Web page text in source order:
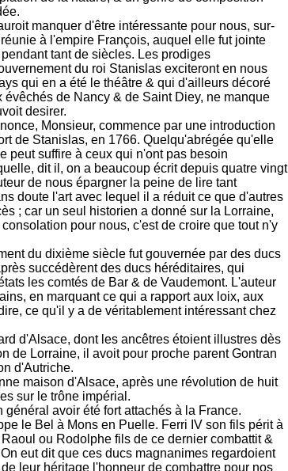
manquer d'être intéressante pour nous, sur-
à l'empire François, auquel elle fut jointe
tant de siècles. Les prodiges
du roi Stanislas exciteront en nous
qui en a été le théâtre & qui d'ailleurs décoré
de Nancy & de Saint Diey, ne manque
desirer.
Monsieur, commence par une introduction
de Stanislas, en 1766. Quelqu'abrégée qu'elle
peut suffire à ceux qui n'ont pas besoin
dit il, on a beaucoup écrit depuis quatre vingt
de nous épargner la peine de lire tant
doute l'art avec lequel il a réduit ce que d'autres
; car un seul historien a donné sur la Lorraine,
pour nous, c'est de croire que tout n'y
du dixième siècle fut gouvernée par des ducs
succédèrent des ducs héréditaires, qui
les comtés de Bar & de Vaudemont. L'auteur
en marquant ce qui a rapport aux loix, aux
ce qu'il y a de véritablement intéressant chez
d'Alsace, dont les ancêtres étoient illustres dès
de Lorraine, il avoit pour proche parent Gontran
d'Autriche.
maison d'Alsace, après une révolution de huit
sur le trône impérial.
avoir été fort attachés à la France.
le Bel à Mons en Puelle. Ferri IV son fils périt à
ou Rodolphe fils de ce dernier combattit &
eut dit que ces ducs magnanimes regardoient
leur héritage l'honneur de combattre pour nos